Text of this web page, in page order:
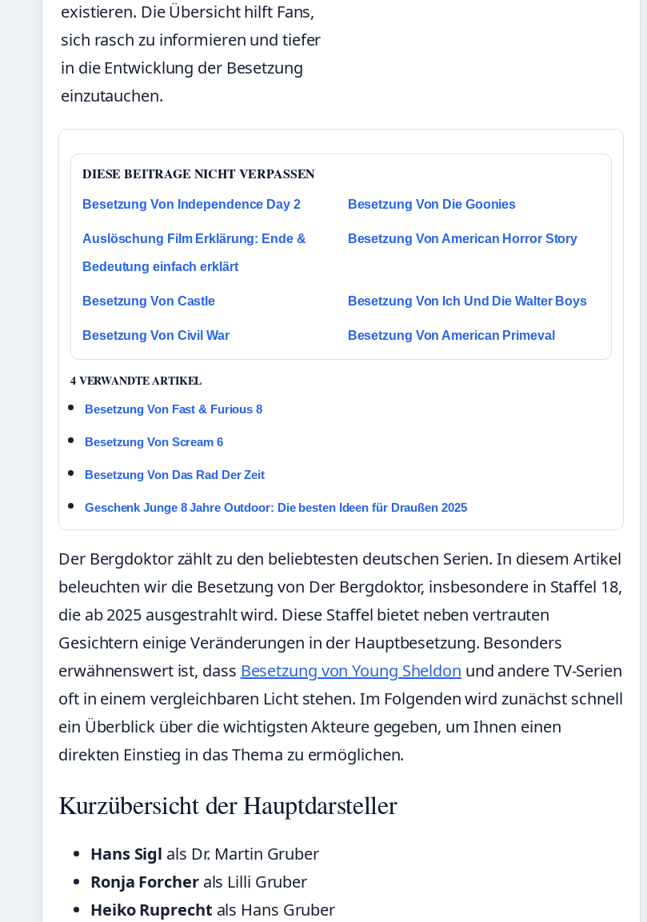
existieren. Die Übersicht hilft Fans,
sich rasch zu informieren und tiefer
in die Entwicklung der Besetzung
einzutauchen.
DIESE BEITRAGE NICHT VERPASSEN
Besetzung Von Independence Day 2 Besetzung Von Die Goonies
Auslöschung Film Erklärung: Ende &
Bedeutung einfach erklärt
Besetzung Von American Horror Story
Besetzung Von Castle Besetzung Von Ich Und Die Walter Boys
Besetzung Von Civil War Besetzung Von American Primeval
4 VERWANDTE ARTIKEL
Besetzung Von Fast & Furious 8
Besetzung Von Scream 6
Besetzung Von Das Rad Der Zeit
Geschenk Junge 8 Jahre Outdoor: Die besten Ideen für Draußen 2025
Der Bergdoktor zählt zu den beliebtesten deutschen Serien. In diesem Artikel
beleuchten wir die Besetzung von Der Bergdoktor, insbesondere in Staffel 18,
die ab 2025 ausgestrahlt wird. Diese Staffel bietet neben vertrauten
Gesichtern einige Veränderungen in der Hauptbesetzung. Besonders
erwähnenswert ist, dass Besetzung von Young Sheldon und andere TV-Serien
oft in einem vergleichbaren Licht stehen. Im Folgenden wird zunächst schnell
ein Überblick über die wichtigsten Akteure gegeben, um Ihnen einen
direkten Einstieg in das Thema zu ermöglichen.
Kurzübersicht der Hauptdarsteller
Hans Sigl als Dr. Martin Gruber
Ronja Forcherals Lilli Gruber
Heiko Ruprecht als Hans Gruber